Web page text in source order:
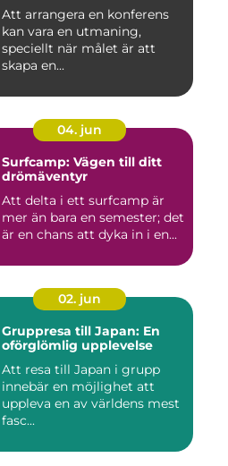
Att arrangera en konferens
kan vara en utmaning,
speciellt när målet är att
skapa en...
04. jun
Surfcamp: Vägen till ditt
drömäventyr
Att delta i ett surfcamp är
mer än bara en semester; det
är en chans att dyka in i en...
02. jun
Gruppresa till Japan: En
oförglömlig upplevelse
Att resa till Japan i grupp
innebär en möjlighet att
uppleva en av världens mest
fasc...